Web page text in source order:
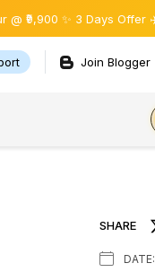
3 Days Offer ✈️🏰
Join Blogger
SHARE
DATE: